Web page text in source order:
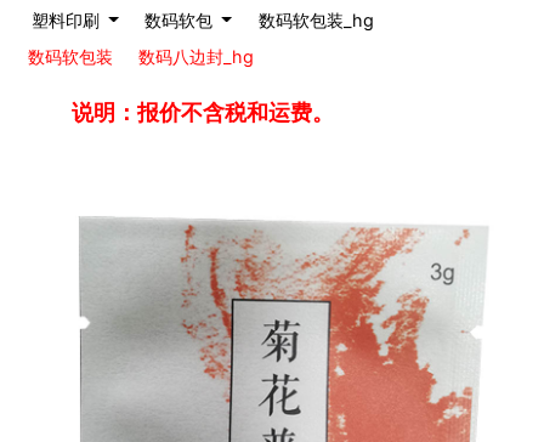
塑料印刷 数码软包
数码软包装_hg
数码软包装
数码八边封_hg
说明：报价不含税和运费。